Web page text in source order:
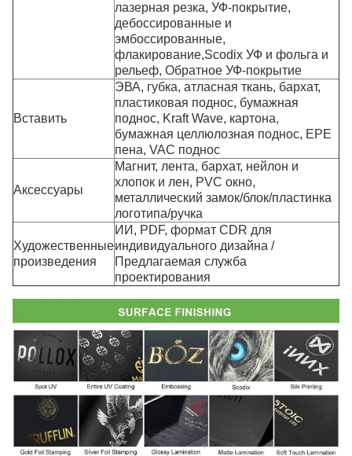
лазерная резка, УФ-покрытие,
дебоссированные и
эмбоссированные,
флакирование,Scodix УФ и фольга и
рельеф, Обратное УФ-покрытие
Вставить
ЭВА, губка, атласная ткань, бархат,
пластиковая поднос, бумажная
поднос, Kraft Wave, картона,
бумажная целлюлозная поднос, EPE
пена, VAC поднос
Аксессуары
Магнит, лента, бархат, нейлон и
хлопок и лен, PVC окно,
металлический замок/блок/пластинка
логотипа/ручка
Художественные
произведения
ИИ, PDF, формат CDR для
индивидуального дизайна /
Предлагаемая служба
проектирования